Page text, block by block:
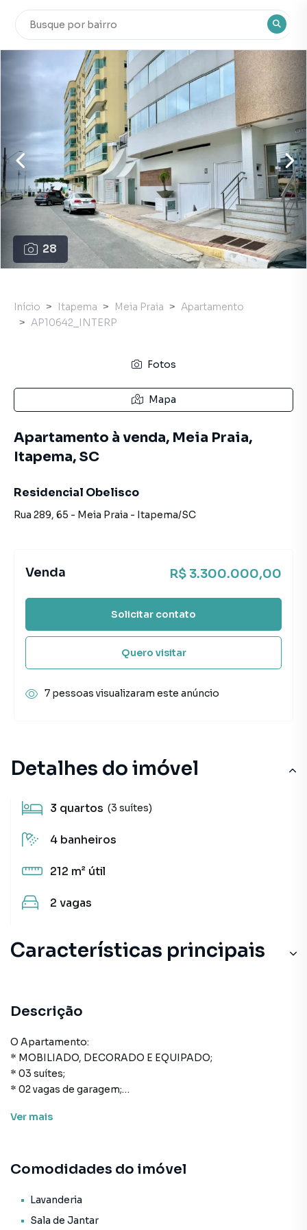
28
Detalhes do imóvel
3 quartos (3 suítes)
4 banheiros
212 m² útil
2 vagas
Características principais
Descrição
O Apartamento:
* MOBILIADO, DECORADO E EQUIPADO;
* 03 suítes;
* 02 vagas de garagem;
* 287m² de área total;
* Lavabo;
* Churrasqueira;
* Fechadura com senha na porta de entrada;
Ver mais
Comodidades do imóvel
Lavanderia
Sala de Jantar
Início Itapema Meia Praia
Apartamento
AP10642_INTERP
Fotos
Mapa
Apartamento à venda, Meia Praia,
Itapema, SC
Residencial Obelisco
Rua 289, 65 - Meia Praia - Itapema/SC
Venda R$ 3.300.000,00
Solicitar contato
Quero visitar
7 pessoas visualizaram este anúncio